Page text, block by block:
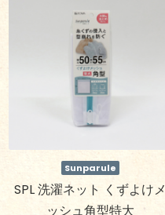
Sunparule
SPL 洗濯ネット くずよけメ
ッシュ角型特大